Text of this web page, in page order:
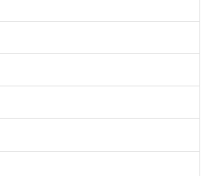
aggiornato sulle ultime
tramite l'iscrizione alla